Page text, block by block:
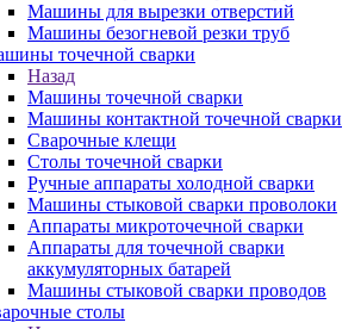
Машины для вырезки отверстий
Машины безогневой резки труб
точечной сварки
Назад
Машины точечной сварки
Машины контактной точечной сварки
Сварочные клещи
Столы точечной сварки
Ручные аппараты холодной сварки
Машины стыковой сварки проволоки
Аппараты микроточечной сварки
Аппараты для точечной сварки
аккумуляторных батарей
Машины стыковой сварки проводов
столы